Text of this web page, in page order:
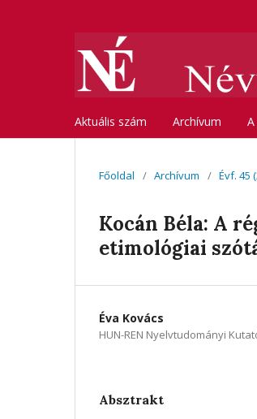
Aktuális szám Archívum
Főoldal / Archívum / Évf. 45
Kocán Béla: A
etimológiai
Éva Kovács
HUN-REN Nyelvtudományi
Absztrakt